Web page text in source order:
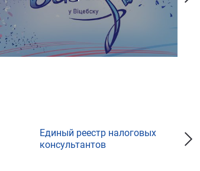
Единый реестр налоговых
консультантов